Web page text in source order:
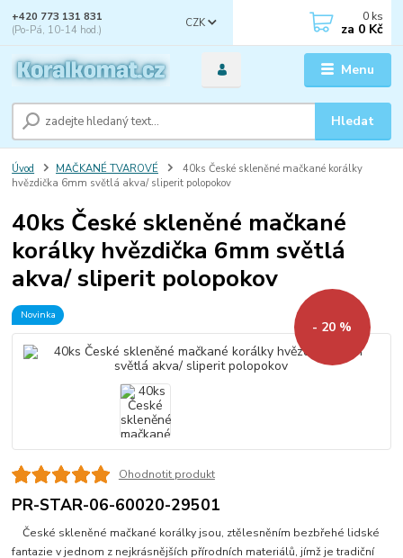
Menu
CZK
Hledat
+420 773 131 831
(Po-Pá, 10-14 hod.)
0 ks
za 0 Kč
Úvod MAČKANÉ TVAROVÉ
40ks České skleněné mačkané korálky
hvězdička 6mm světlá akva/ sliperit polopokov
40ks České skleněné mačkané
korálky hvězdička 6mm světlá
akva/ sliperit polopokov
Novinka
- 20 %
Ohodnotit produkt
PR-STAR-06-60020-29501
České skleněné mačkané korálky jsou, ztělesněním bezbřehé lidské
fantazie v jednom z nejkrásnějších přírodních materiálů, jímž je tradiční